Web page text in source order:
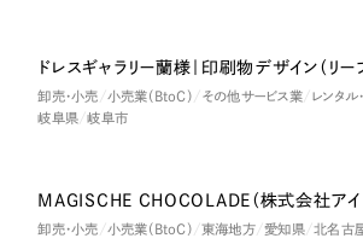
ドレスギャラリー蘭様｜印刷物デザイン（リー
卸売・小売 小売業（BtoC） その他サービス業 レンタル
岐阜県
岐阜市
MAGISCHE CHOCOLADE（株式会社アイ
卸売・小売 小売業（BtoC） 東海地方 愛知県 北名古